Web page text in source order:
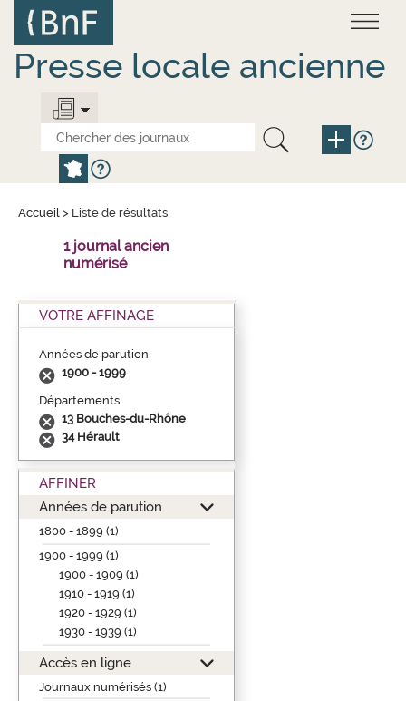
contenu
principal
Presse locale ancienne
Accueil > Liste de résultats
1 journal ancien
numérisé
VOTRE AFFINAGE
Années de parution
1900 - 1999
Départements
13 Bouches-du-Rhône
34 Hérault
AFFINER
Années de parution
1800 - 1899 (1)
1900 - 1999 (1)
1900 - 1909 (1)
1910 - 1919 (1)
1920 - 1929 (1)
1930 - 1939 (1)
Accès en ligne
Journaux numérisés (1)
Panneau de gestion des cookies